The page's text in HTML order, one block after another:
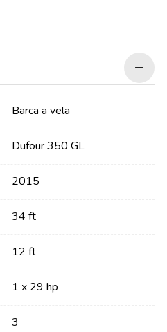
Barca a vela
Dufour 350 GL
2015
34 ft
12 ft
1 x 29 hp
3